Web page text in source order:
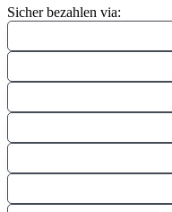
Sicher bezahlen via: